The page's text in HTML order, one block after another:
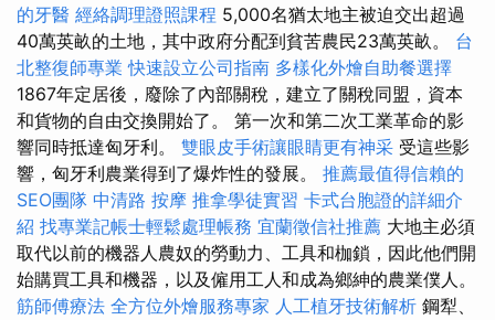
的牙醫 經絡調理證照課程 5,000名猶太地主被迫交出超過
40萬英畝的土地，其中政府分配到貧苦農民23萬英畝。 台
北整復師專業 快速設立公司指南 多樣化外燴自助餐選擇
1867年定居後，廢除了內部關稅，建立了關稅同盟，資本
和貨物的自由交換開始了。 第一次和第二次工業革命的影
響同時抵達匈牙利。 雙眼皮手術讓眼睛更有神采 受這些影
響，匈牙利農業得到了爆炸性的發展。 推薦最值得信賴的
SEO團隊 中清路 按摩 推拿學徒實習 卡式台胞證的詳細介
紹 找專業記帳士輕鬆處理帳務 宜蘭徵信社推薦 大地主必須
取代以前的機器人農奴的勞動力、工具和枷鎖，因此他們開
始購買工具和機器，以及僱用工人和成為鄉紳的農業僕人。
筋師傅療法 全方位外燴服務專家 人工植牙技術解析 鋼犁、